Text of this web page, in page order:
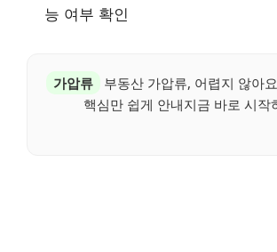
능 여부 확인
가압류
부동산 가압류, 어렵지 않아
핵심만 쉽게 안내지금 바로 시작